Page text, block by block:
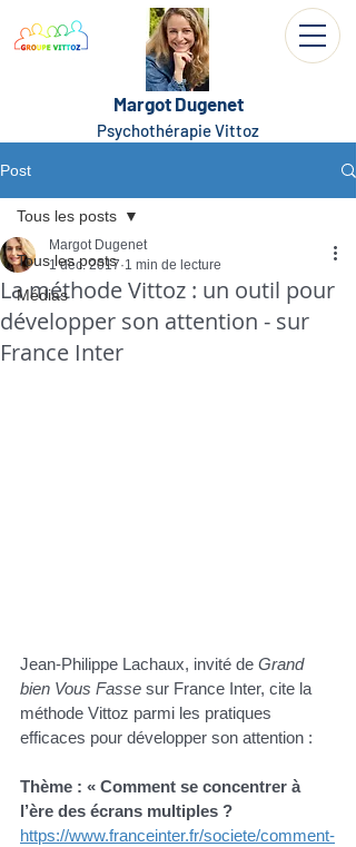
Margot Dugenet
Psychothérapie Vittoz
Post
Tous les posts
Médias
Tous les posts
La méthode Vittoz : un outil pour
développer son attention - sur
France Inter
Margot Dugenet
1 déc. 2017 1 min de lecture
Jean-Philippe Lachaux, invité de Grand
bien Vous Fasse sur France Inter, cite la
méthode Vittoz parmi les pratiques
efficaces pour développer son attention :
Thème : « Comment se concentrer à
l’ère des écrans multiples ?
https://www.franceinter.fr/societe/comment-